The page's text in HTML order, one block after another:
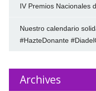
IV Premios Nacionales
Nuestro calendario
#HazteDonante
Archives